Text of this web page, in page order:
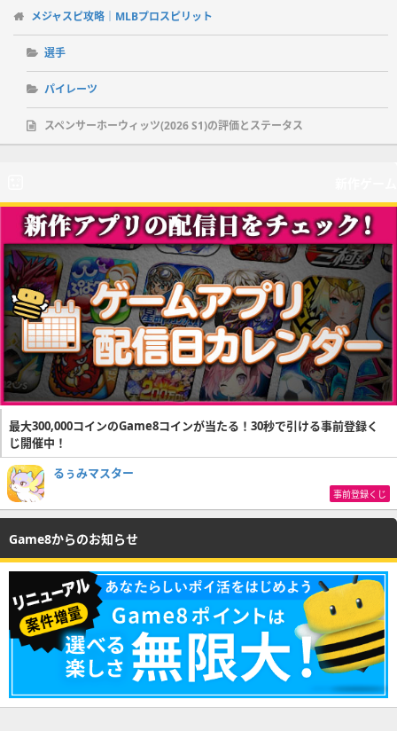
メジャスピ攻略｜MLBプロスピリット
選手
パイレーツ
スペンサーホーウィッツ(2026 S1)の評価とステータス
最大300,000コインのGame8コインが当たる！30秒で引ける事前登録く
じ開催中！
るぅみマスター
事前登録くじ
Game8からのお知らせ